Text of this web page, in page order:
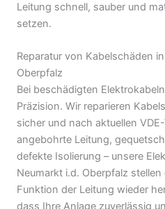
Leitung schnell, sauber und
setzen.
Reparatur von Kabelschäden
Oberpfalz
Bei beschädigten
Präzision. Wir reparieren
sicher und nach aktuellen
angebohrte Leitung,
defekte Isolierung – unsere
Neumarkt i.d. Oberpfalz
Funktion der Leitung wieder